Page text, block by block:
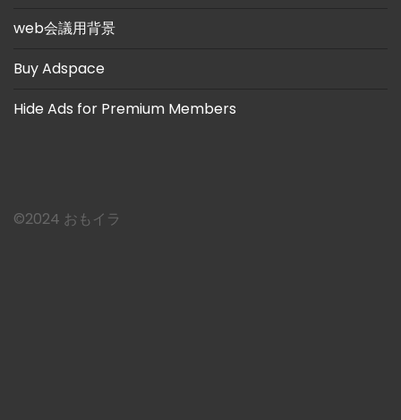
web会議用背景
Buy Adspace
Hide Ads for Premium Members
©︎2024 おもイラ